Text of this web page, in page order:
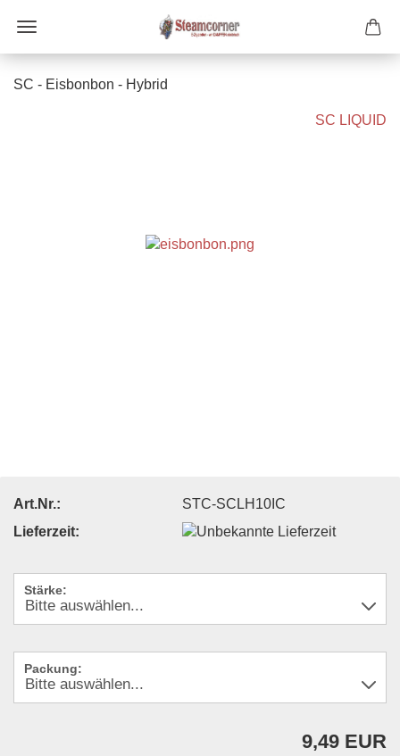
SC - Eisbonbon - Hybrid
SC LIQUID
Art.Nr.:
STC-SCLH10IC
Lieferzeit:
Stärke:
Packung:
9,49 EUR